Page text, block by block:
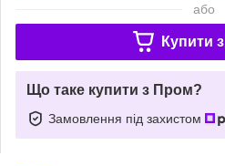
або
Купити з
Що таке купити з Пром?
Замовлення під захистом